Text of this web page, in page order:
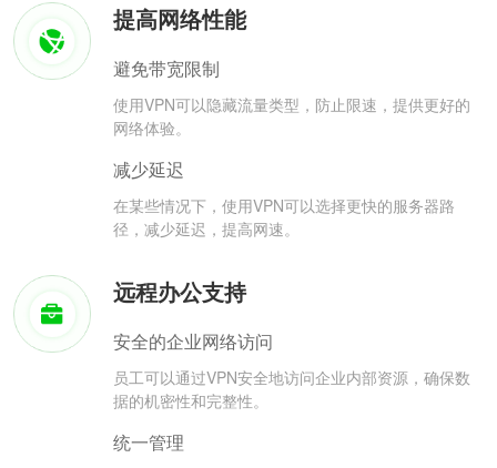
提高网络性能
避免带宽限制
使用VPN可以隐藏流量类型，防止限速，提供更好的
网络体验。
减少延迟
在某些情况下，使用VPN可以选择更快的服务器路
径，减少延迟，提高网速。
远程办公支持
安全的企业网络访问
员工可以通过VPN安全地访问企业内部资源，确保数
据的机密性和完整性。
统一管理